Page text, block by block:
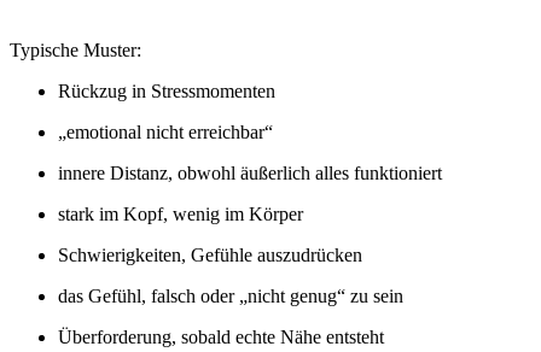
Typische Muster:
Rückzug in Stressmomenten
„emotional nicht erreichbar“
innere Distanz, obwohl äußerlich alles funktioniert
stark im Kopf, wenig im Körper
Schwierigkeiten, Gefühle auszudrücken
das Gefühl, falsch oder „nicht genug“ zu sein
Überforderung, sobald echte Nähe entsteht